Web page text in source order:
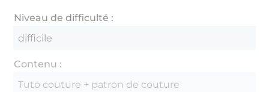
Niveau de difficulté :
difficile
Contenu :
Tuto couture + patron de couture